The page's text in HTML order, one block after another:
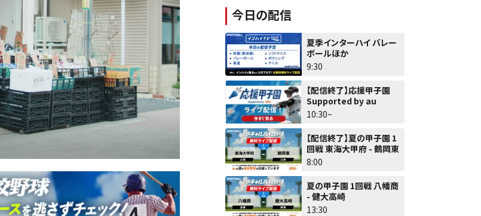
今日の配信
夏季インターハイ バレー
ボールほか
9:30
【配信終了】応援甲子園
Supported by au
10:30~
【配信終了】夏の甲子園 1
回戦 東海大甲府 - 鶴岡東
8:00
夏の甲子園 1回戦 八幡商
- 健大高崎
13:30